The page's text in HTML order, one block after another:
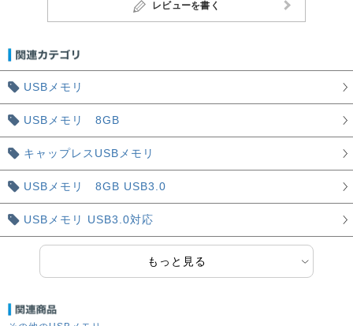
レビューを書く
USBメモリ
USBメモリ 8GB
キャップレスUSBメモリ
USBメモリ 8GB USB3.0
USBメモリ USB3.0対応
もっと見る